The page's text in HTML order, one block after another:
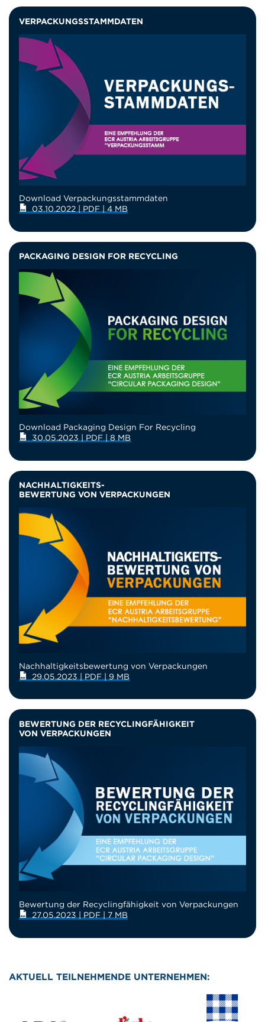
VERPACKUNGSSTAMMDATEN
Download Verpackungsstammdaten
03.10.2022 | PDF | 4 MB
PACKAGING DESIGN FOR RECYCLING
Download Packaging Design For Recycling
30.05.2023 | PDF | 8 MB
NACHHALTIGKEITS-
BEWERTUNG VON VERPACKUNGEN
Nachhaltigkeitsbewertung von Verpackungen
29.05.2023 | PDF | 9 MB
BEWERTUNG DER RECYCLINGFÄHIGKEIT
VON VERPACKUNGEN
Bewertung der Recyclingfähigkeit von Verpackungen
27.05.2023 | PDF | 7 MB
AKTUELL TEILNEHMENDE UNTERNEHMEN: